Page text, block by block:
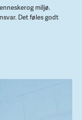
miljø.
Det føles godt